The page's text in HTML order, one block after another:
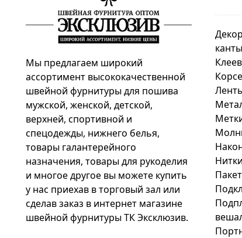
Мы предлагаем широкий
ассортимент высококачественной
швейной фурнитуры для пошива
мужской, женской, детской,
верхней, спортивной и
спецодежды, нижнего белья,
товары галантерейного
назначения, товары для рукоделия
и многое другое вы можете купить
у нас приехав в торговый зал или
сделав заказ в интернет магазине
швейной фурнитуры ТК Эксклюзив.
Нитки